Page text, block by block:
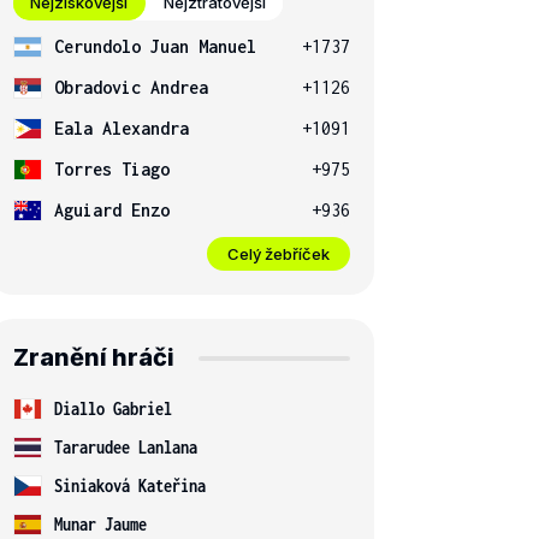
Cerundolo Juan Manuel
+1737
Obradovic Andrea
+1126
Eala Alexandra
+1091
Torres Tiago
+975
Aguiard Enzo
+936
Celý žebříček
Zranění hráči
Diallo Gabriel
Tararudee Lanlana
Siniaková Kateřina
Munar Jaume